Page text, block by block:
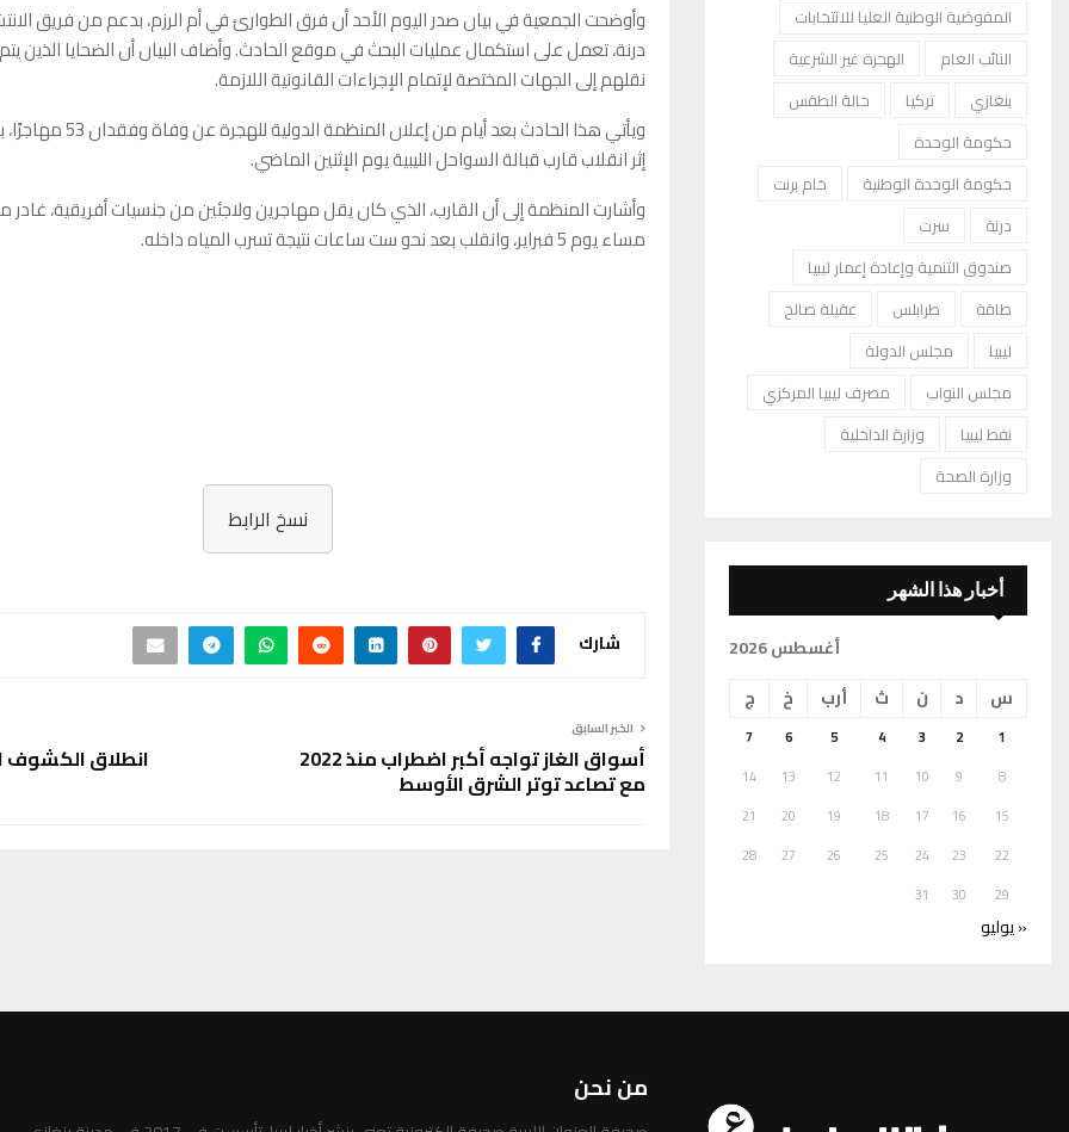
وأوضحت الجمعية في بيان صدر اليوم الأحد أن فرق الطوارئ في أم الرزم، بدعم من فريق
درنة، تعمل على استكمال عمليات البحث في موقع الحادث. وأضاف البيان أن الضحايا الذين
نقلهم إلى الجهات المختصة لإتمام الإجراءات القانونية اللازمة.
ويأتي هذا الحادث بعد أيام من
إثر انقلاب قارب قبالة السواحل الليبية يوم الإثنين الماضي.
وأشارت المنظمة إلى أن القارب، الذي كان يقل مهاجرين ولاجئين من جنسيات أفريقية، غادر
مساء يوم 5 فبراير، وانقلب بعد نحو ست ساعات نتيجة تسرب المياه داخله.
نسخ الرابط
شارك
الخبر السابق
أسواق الغاز تواجه أكبر اضطراب منذ 2022
مع تصاعد توتر الشرق الأوسط
انطلاق الكشوف
المفوضية الوطنية العليا للانتخابات
النائب العام
الهجرة غير الشرعية
بنغازي
تركيا
حالة الطقس
حكومة الوحدة
حكومة الوحدة الوطنية
خام برنت
درنة
سرت
صندوق التنمية وإعادة إعمار ليبيا
طاقة
طرابلس
عقيلة صالح
ليبيا
مجلس الدولة
مجلس النواب
مصرف ليبيا المركزي
نفط ليبيا
وزارة الداخلية
وزارة الصحة
أخبار هذا الشهر
أغسطس 2026
س
د ن ث أرب خ ج
1
2
3
4
5
6
7
8
9
10
11
12
13
14
15
16
17
18
19
20
21
22
23
24
25
26
27
28
29
30
31
« يوليو
من نحن